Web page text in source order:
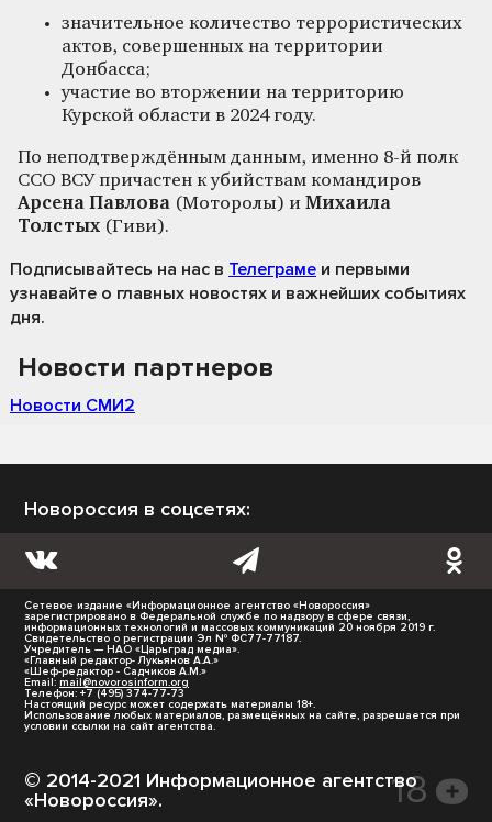
значительное количество террористических
актов, совершенных на территории
Донбасса;
участие во вторжении на территорию
Курской области в 2024 году.
По неподтверждённым данным, именно 8-й полк
ССО ВСУ причастен к убийствам командиров
Арсена Павлова (Моторолы) и Михаила
Толстых (Гиви).
Подписывайтесь на нас в Телеграме и первыми
узнавайте о главных новостях и важнейших событиях
дня.
Новости партнеров
Новости СМИ2
Новороссия в соцсетях:
Сетевое издание «Информационное агентство «Новороссия»
зарегистрировано в Федеральной службе по надзору в сфере связи,
информационных технологий и массовых коммуникаций 20 ноября 2019 г.
Свидетельство о регистрации Эл № ФС77-77187.
Учредитель — НАО «Царьград медиа».
«Главный редактор- Лукьянов А.А.»
«Шеф-редактор - Садчиков А.М.»
Email: mail@novorosinform.org
Телефон: +7 (495) 374-77-73
Настоящий ресурс может содержать материалы 18+.
Использование любых материалов, размещённых на сайте, разрешается при
условии ссылки на сайт агентства.
© 2014-2021 Информационное агентство
«Новороссия».